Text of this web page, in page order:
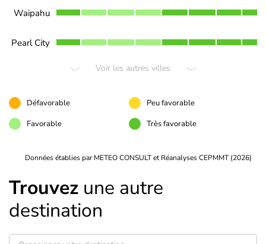
Waipahu
Pearl City
Voir les autres villes
Défavorable
Peu favorable
Favorable
Très favorable
Données établies par METEO CONSULT et Réanalyses CEPMMT (2026)
Trouvez une autre
destination